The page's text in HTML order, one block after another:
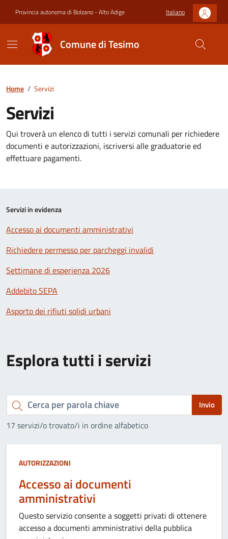
Provincia autonoma di Bolzano - Alto Adige Italiano
Comune di Tesimo
Home / Servizi
Servizi
Qui troverà un elenco di tutti i servizi comunali per richiedere
documenti e autorizzazioni, iscriversi alle graduatorie ed
effettuare pagamenti.
Esplora tutti i servizi
Cerca
per
Invio
17 servizi/o trovato/i in ordine alfabetico
AUTORIZZAZIONI
Accesso ai documenti
amministrativi
Questo servizio consente a soggetti privati di ottenere
accesso a documenti amministrativi della pubblica
Servizi in evidenza
Accesso ai documenti amministrativi
Richiedere permesso per parcheggi invalidi
Settimane di esperienza 2026
Addebito SEPA
Asporto dei rifiuti solidi urbani